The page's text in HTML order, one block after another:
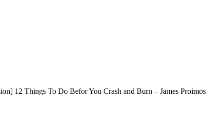
12 Things To Do Befor You Crash and Burn – James Proimos